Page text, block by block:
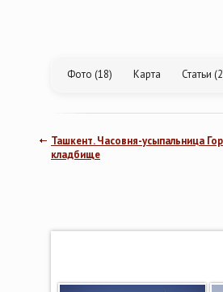
Фото (18) Карта Статьи
Ташкент. Часовня-усыпальница
кладбище